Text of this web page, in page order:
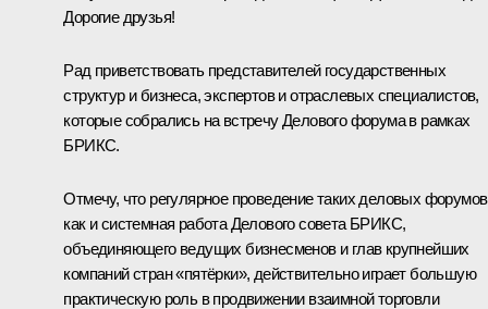
Дорогие друзья!
Рад приветствовать представителей государственных
структур и бизнеса, экспертов и отраслевых специалистов,
которые собрались на встречу Делового форума в рамках
БРИКС.
Отмечу, что регулярное проведение таких деловых
как и системная работа Делового совета БРИКС,
объединяющего ведущих бизнесменов и глав крупнейших
компаний стран «пятёрки», действительно играет большую
практическую роль в продвижении взаимной торговли